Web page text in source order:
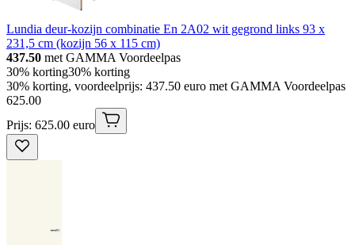
Lundia deur-kozijn combinatie En 2A02 wit gegrond links 93 x
231,5 cm (kozijn 56 x 115 cm)
437.50 met GAMMA Voordeelpas
30% korting30% korting
30% korting, voordeelprijs: 437.50 euro met GAMMA Voordeelpas
625.00
Prijs: 625.00 euro